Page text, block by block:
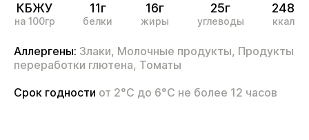
КБЖУ
на 100гр
11г
белки
16г
жиры
25г
углеводы
248
ккал
Аллергены: Злаки, Молочные продукты, Продукты
переработки глютена, Томаты
Срок годности от 2°С до 6°С не более 12 часов